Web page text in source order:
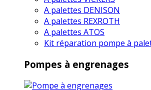
A palettes DENISON
A palettes REXROTH
A palettes ATOS
Kit réparation pompe à
Pompes à engrenages